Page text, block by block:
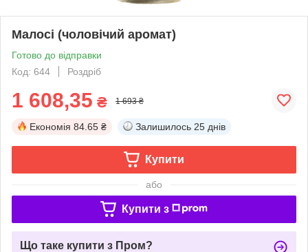
Малосі (чоловічий аромат)
Готово до відправки
Код: 644
Роздріб
1 608,35 ₴ 1 693 ₴
Економія 84.65 ₴ Залишилось 25 днів
Купити
або
Купити з
Що таке купити з Пром?